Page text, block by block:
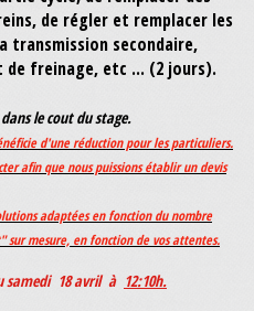
de régler et remplacer les
transmission secondaire,
freinage, etc ... (2 jours).
le cout du stage.
d'une réduction pour les particuliers.
afin que nous puissions établir un devis
adaptées en fonction du nombre
mesure, en fonction de vos attentes.
samedi 18 avril à 12:10h.